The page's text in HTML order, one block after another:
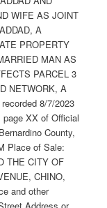
WIFE AS JOINT
A
PROPERTY
MAN AS
PARCEL 3
NETWORK, A
8/7/2023
XX of Official
County,
Place of Sale:
THE CITY OF
CHINO,
and other